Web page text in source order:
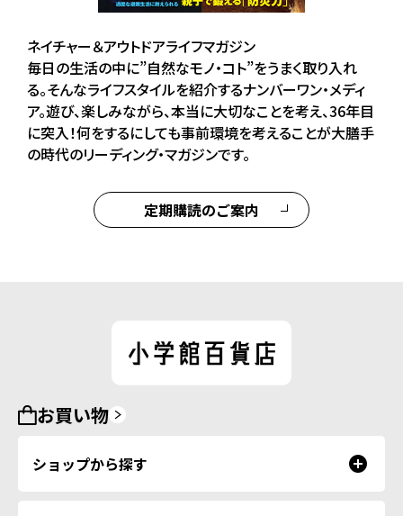
ネイチャー＆アウトドアライフマガジン
毎日の生活の中に”自然なモノ・コト”をうまく取り入れ
る。そんなライフスタイルを紹介するナンバーワン・メディ
ア。遊び、楽しみながら、本当に大切なことを考え、36年目
に突入！何をするにしても事前環境を考えることが大膳手
の時代のリーディング・マガジンです。
定期購読のご案内
お買い物
ショップから探す